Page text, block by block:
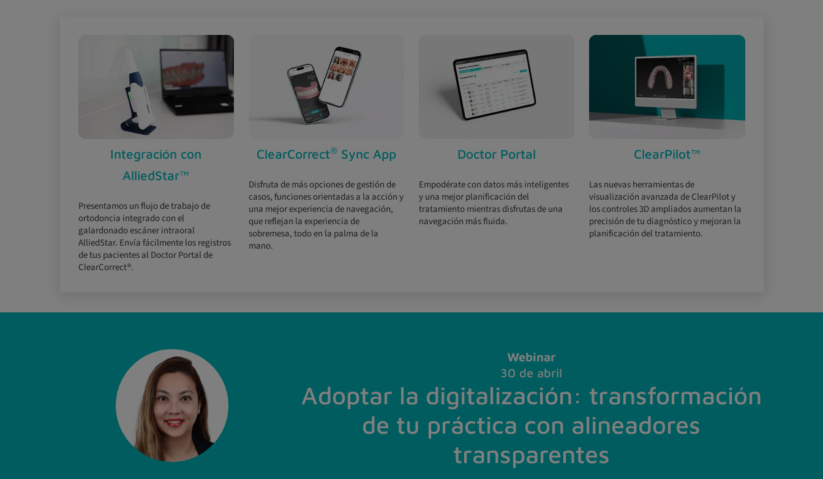
Integración con
AlliedStar™
Presentamos un flujo de trabajo de
ortodoncia integrado con el
galardonado escáner intraoral
AlliedStar. Envía fácilmente los registros
de tus pacientes al Doctor Portal de
ClearCorrect®.
ClearCorrect®Sync App
Disfruta de más opciones de gestión de
casos, funciones orientadas a la acción y
una mejor experiencia de navegación,
que reflejan la experiencia de
sobremesa, todo en la palma de la
mano.
Doctor Portal
Empodérate con datos más inteligentes
y una mejor planificación del
tratamiento mientras disfrutas de una
navegación más fluida.
ClearPilot™
Las nuevas herramientas de
visualización avanzada de ClearPilot y
los controles 3D ampliados aumentan la
precisión de tu diagnóstico y mejoran la
planificación del tratamiento.
Webinar
30 de abril
Adoptar la digitalización: transformación
de tu práctica con alineadores
transparentes